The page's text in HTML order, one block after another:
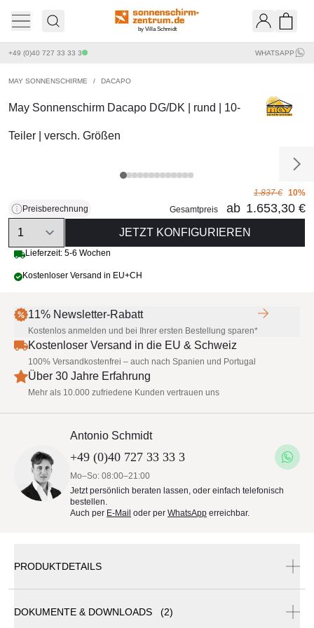
by Villa Schmidt
+49 (0)40 727 33 33 3 WHATSAPP
MAY SONNENSCHIRME / DACAPO
May Sonnenschirm Dacapo DG/DK | rund | 10-
Teiler | versch. Größen
Preisberechnung
1.837 € 10%
Gesamtpreis
ab 1.653,30 €
Quantity
JETZT KONFIGURIEREN
Lieferzeit: 5-6 Wochen
Kostenloser Versand in EU+CH
11% Newsletter-Rabatt
Kostenlos anmelden und bei Ihrer ersten Bestellung sparen*
Kostenloser Versand in die EU & Schweiz
100% Versandkostenfrei – auch nach Spanien und Portugal
Über 30 Jahre Erfahrung
Mehr als 10.000 zufriedene Kunden vertrauen uns
Antonio Schmidt
+49 (0)40 727 33 33 3
Mo–So: 08:00–21:00
Jetzt persönlich beraten lassen, oder einfach telefonisch
bestellen.
Auch per E-Mail oder per WhatsApp erreichbar.
PRODUKTDETAILS
DOKUMENTE & DOWNLOADS (2)